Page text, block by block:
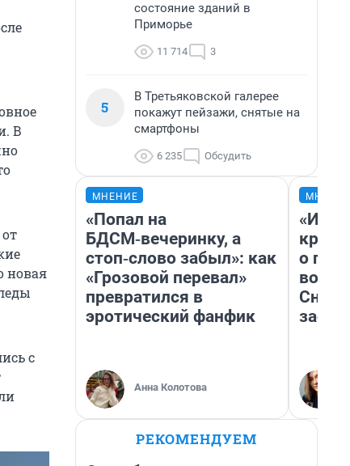
В
новая
с
состояние зданий в
Приморье
11 714 3
5
В Третьяковской галерее
покажут пейзажи, снятые на
смартфоны
6 235 Обсудить
МНЕНИЕ
«Попал на
БДСМ‑вечеринку, а
стоп‑слово забыл»: как
«Грозовой перевал»
превратился в
эротический фанфик
Анна Колотова
«И
о
РЕКОМЕНДУЕМ